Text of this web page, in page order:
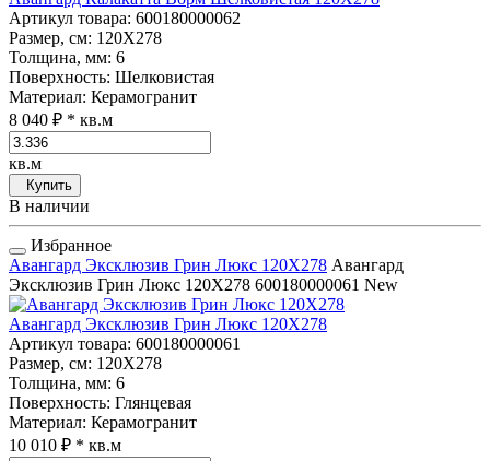
Артикул товара: 600180000062
Размер, см: 120Х278
Толщина, мм: 6
Поверхность: Шелковистая
Материал: Керамогранит
8 040 ₽ * кв.м
кв.м
Купить
В наличии
Избранное
Авангард Эксклюзив Грин Люкс 120Х278 Авангард
Эксклюзив Грин Люкс 120Х278 600180000061 New
Авангард Эксклюзив Грин Люкс 120Х278
Артикул товара: 600180000061
Размер, см: 120Х278
Толщина, мм: 6
Поверхность: Глянцевая
Материал: Керамогранит
10 010 ₽ * кв.м